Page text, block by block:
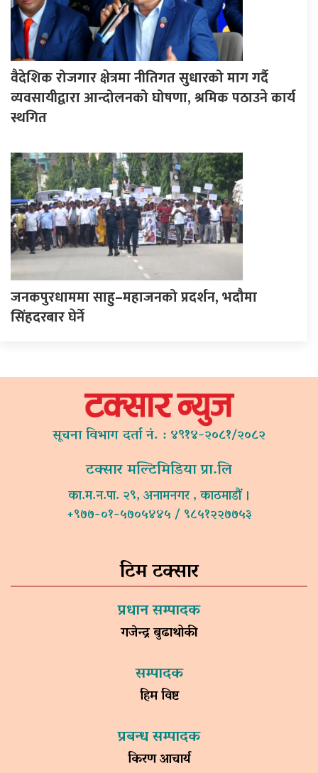
वैदेशिक रोजगार क्षेत्रमा नीतिगत सुधारको माग गर्दै
व्यवसायीद्वारा आन्दोलनको घोषणा, श्रमिक पठाउने कार्य
स्थगित
जनकपुरधाममा साहु–महाजनको प्रदर्शन, भदौमा
सिंहदरबार घेर्ने
सूचना विभाग दर्ता नं. : ४९१४-२०८१/२०८२
टक्सार मल्टिमिडिया प्रा.लि
का.म.न.पा. २९, अनामनगर , काठमाडौं ।
+९७७-०१-५७०५४४५ / ९८५१२२७७५३
टिम टक्सार
प्रधान सम्पादक
गजेन्द्र बुढाथोकी
सम्पादक
हिम विष्ट
प्रबन्ध सम्पादक
किरण आचार्य